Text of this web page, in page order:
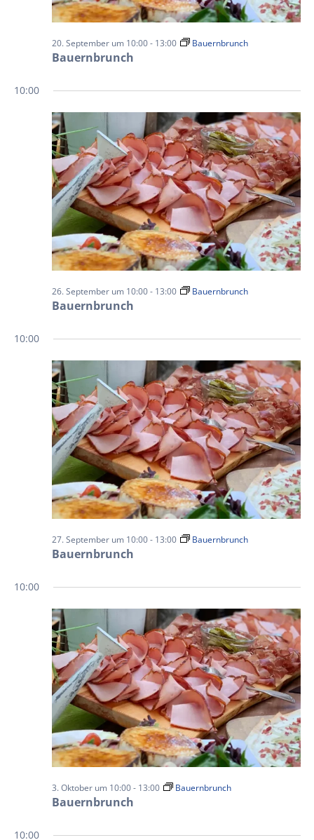
Bauernbrunch
20. September um 10:00- 13:00 Bauernbrunch
10:00
Bauernbrunch
26. September um 10:00- 13:00 Bauernbrunch
10:00
Bauernbrunch
27. September um 10:00- 13:00 Bauernbrunch
10:00
Bauernbrunch
3. Oktober um 10:00- 13:00 Bauernbrunch
10:00